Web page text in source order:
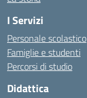
I Servizi
Personale scolastico
Famiglie e studenti
Percorsi di studio
Didattica